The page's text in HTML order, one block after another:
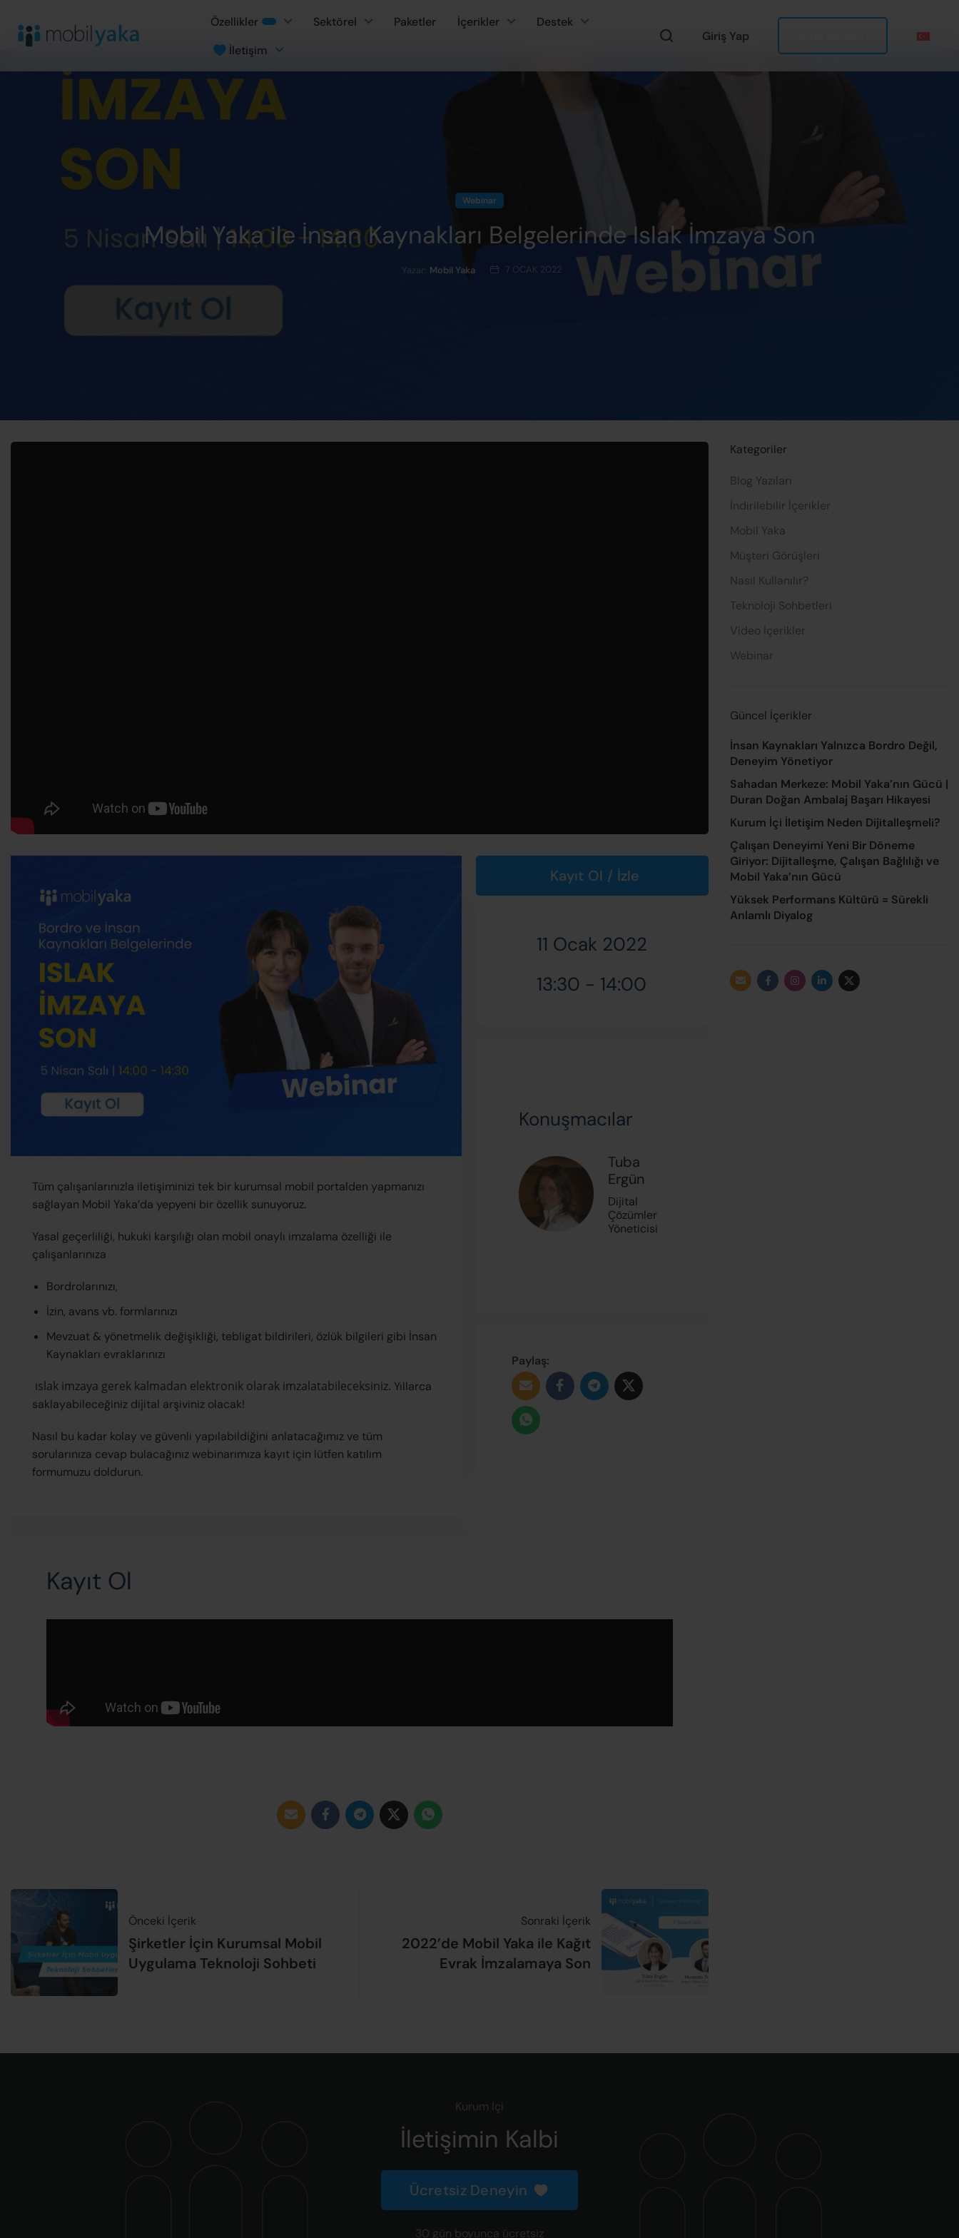
Özellikler Sektörel Paketler İçerikler
Destek
İletişim
Giriş Yap
Webinar
Mobil Yaka ile İnsan Kaynakları Belgelerinde Islak İmzaya Son
Yazar: Mobil Yaka 7 OCAK 2022
Tüm çalışanlarınızla iletişiminizi tek bir kurumsal mobil portalden yapmanızı
sağlayan Mobil Yaka’da yepyeni bir özellik sunuyoruz.
Yasal geçerliliği, hukuki karşılığı olan mobil onaylı imzalama özelliği ile
çalışanlarınıza
Bordrolarınızı,
İzin, avans vb. formlarınızı
Mevzuat & yönetmelik değişikliği, tebligat bildirileri, özlük bilgileri gibi İnsan
Kaynakları evraklarınızı
ıslak imzaya gerek kalmadan elektronik olarak imzalatabileceksiniz. Yıllarca
saklayabileceğiniz dijital arşiviniz olacak!
Nasıl bu kadar kolay ve güvenli yapılabildiğini anlatacağımız ve tüm
sorularınıza cevap bulacağınız webinarımıza kayıt için lütfen katılım
formumuzu doldurun.
Kayıt Ol / İzle
11 Ocak 2022
13:30 - 14:00
Konuşmacılar
Tuba
Ergün
Dijital
Çözümler
Yöneticisi
Paylaş:
Kayıt Ol
Önceki İçerik
Şirketler İçin Kurumsal Mobil
Uygulama Teknoloji Sohbeti
Sonraki İçerik
2022’de Mobil Yaka ile Kağıt
Evrak İmzalamaya Son
Kategoriler
Blog Yazıları
İndirilebilir İçerikler
Mobil Yaka
Müşteri Görüşleri
Nasıl Kullanılır?
Teknoloji Sohbetleri
Video İçerikler
Webinar
Güncel İçerikler
İnsan Kaynakları Yalnızca Bordro Değil,
Deneyim Yönetiyor
Sahadan Merkeze: Mobil Yaka’nın Gücü |
Duran Doğan Ambalaj Başarı Hikayesi
Kurum İçi İletişim Neden Dijitalleşmeli?
Çalışan Deneyimi Yeni Bir Döneme
Giriyor: Dijitalleşme, Çalışan Bağlılığı ve
Mobil Yaka’nın Gücü
Yüksek Performans Kültürü = Sürekli
Anlamlı Diyalog
Kurum İçi
İletişimin Kalbi
Ücretsiz Deneyin
30 gün boyunca ücretsiz